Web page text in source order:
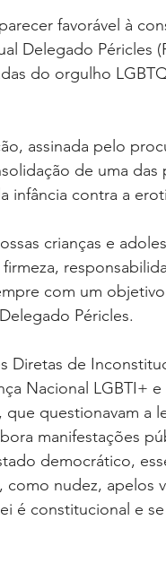
favorável à
Delegado Péricles
do orgulho
assinada pelo
de uma das
infância contra a
crianças e
com um
Péricles.
Diretas de
Nacional LGBTI+ e
que questionavam a
manifestações
democrático,
nudez, apelos
é constitucional e